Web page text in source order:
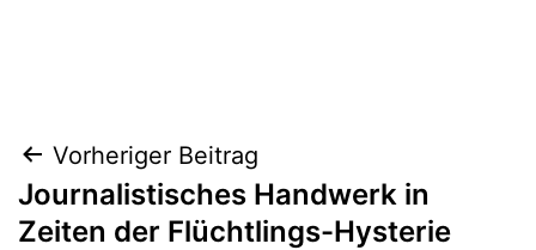
Beitragsnavigation
Vorheriger Beitrag
Journalistisches Handwerk in
Zeiten der Flüchtlings-Hysterie